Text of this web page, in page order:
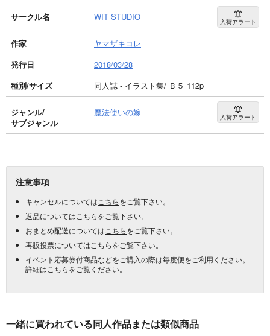
サークル名 WIT STUDIO 入荷アラート
作家
ヤマザキコレ
発行日
2018/03/28
種別/サイズ
同人誌 - イラスト集/ Ｂ５ 112p
ジャンル/
サブジャンル
魔法使いの嫁 入荷アラート
注意事項
キャンセルについては こちらをご覧下さい。
返品については こちらをご覧下さい。
おまとめ配送については こちらをご覧下さい。
再販投票については こちらをご覧下さい。
イベント応募券付商品などをご購入の際は毎度便をご利用ください。
詳細は こちらをご覧ください。
一緒に買われている同人作品または類似商品